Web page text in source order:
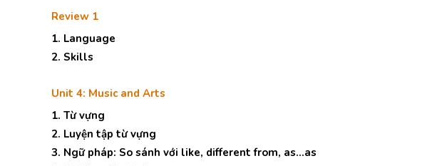
Review 1
1. Language
2. Skills
Unit 4: Music and Arts
1. Từ vựng
2. Luyện tập từ vựng
3. Ngữ pháp: So sánh với like, different from, as…as